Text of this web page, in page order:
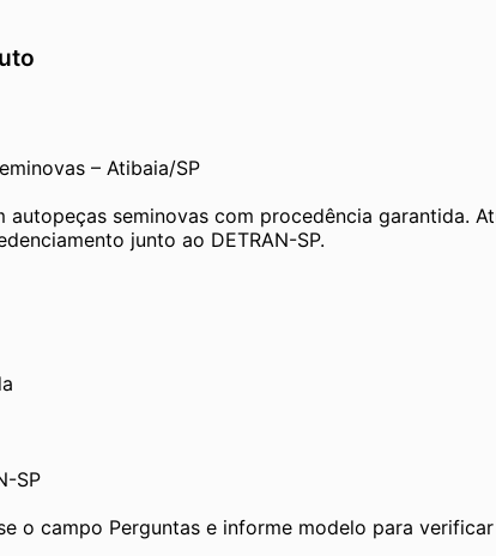
– Atibaia/SP
autopeças seminovas com procedência garantida.
junto ao DETRAN-SP.
SP
o campo Perguntas e informe modelo para